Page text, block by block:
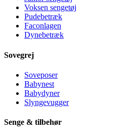
Voksen sengetøj
Pudebetræk
Faconlagen
Dynebetræk
Sovegrej
Soveposer
Babynest
Babydyner
Slyngevugger
Senge & tilbehør